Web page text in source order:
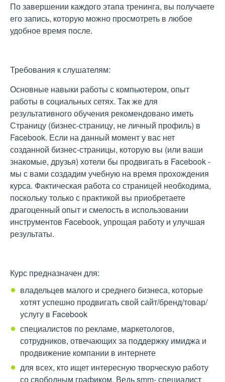
По завершении каждого этапа тренинга, вы получаете
его запись, которую можно просмотреть в любое
удобное время после.
Требования к слушателям:
Основные навыки работы с компьютером, опыт
работы в социальных сетях. Так же для
результативного обучения рекомендовано иметь
Страницу (бизнес-страницу, не личный профиль) в
Facebook. Если на данный момент у вас нет
созданной бизнес-страницы, которую вы (или ваши
знакомые, друзья) хотели бы продвигать в Facebook -
мы с вами создадим учебную на время прохождения
курса. Фактическая работа со страницей необходима,
поскольку только с практикой вы приобретаете
драгоценный опыт и смелость в использовании
инструментов Facebook, упрощая работу и улучшая
результаты.
Курс предназначен для:
владельцев малого и среднего бизнеса, которые
хотят успешно продвигать свой сайт/бренд/товар/
услугу в Facebook
специалистов по рекламе, маркетологов,
сотрудников, отвечающих за поддержку имиджа и
продвижение компании в интернете
для всех, кто ищет интересную творческую работу
со свободным графиком. Ведь smm- специалист